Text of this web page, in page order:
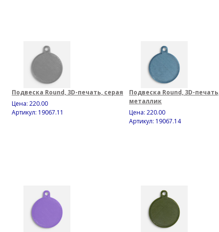
Подвеска Round, 3D-печать, серая
Цена: 220.00
Артикул: 19067.11
Подвеска Round, 3D-
металлик
Цена: 220.00
Артикул: 19067.14